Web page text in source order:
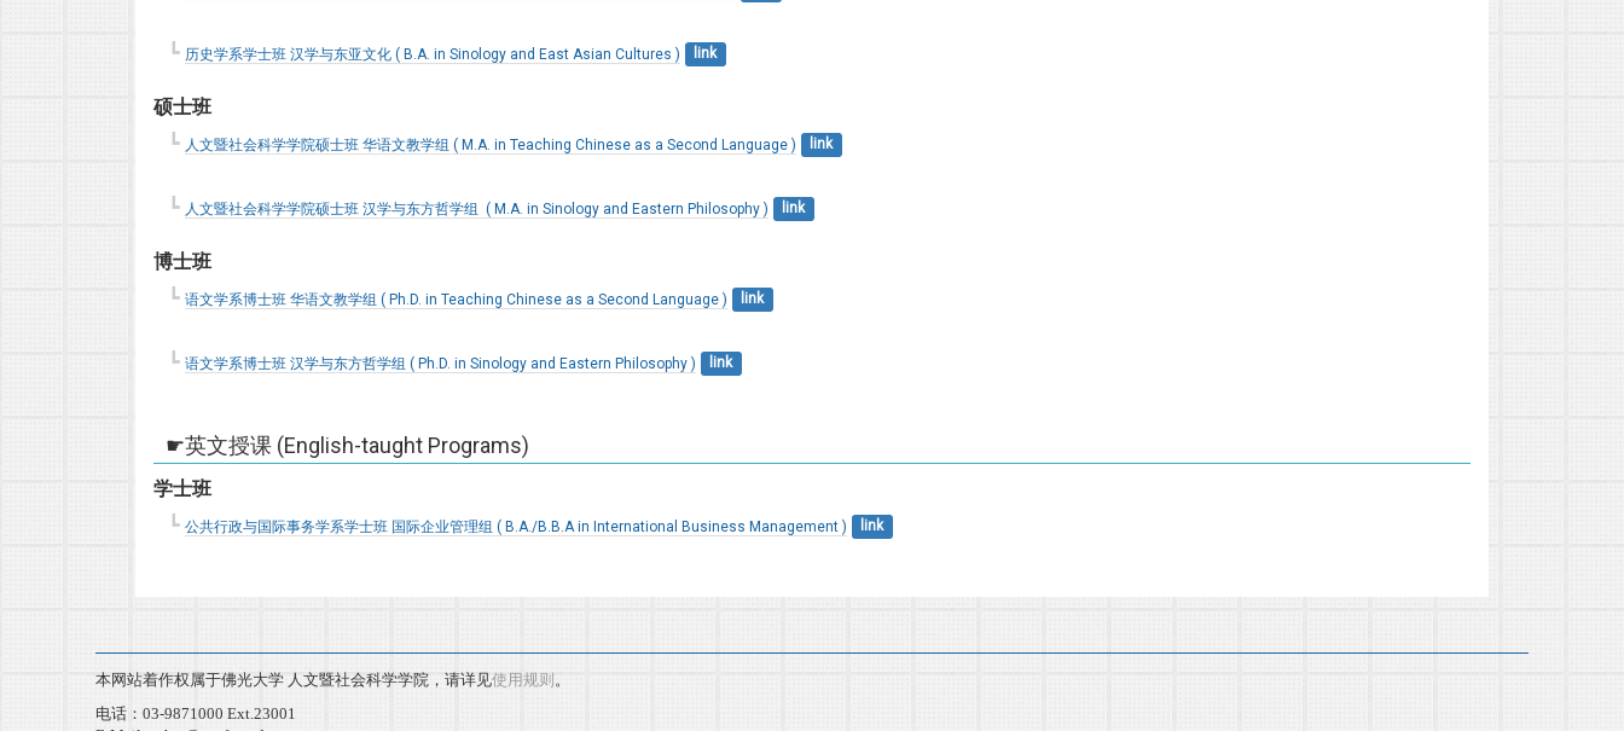
历史学系学士班 汉学与东亚文化 ( B.A. in Sinology and East Asian Cultures ) link
硕士班
人文暨社会科学学院硕士班 华语文教学组 ( M.A. in Teaching Chinese as a Second Language ) link
人文暨社会科学学院硕士班 汉学与东方哲学组  ( M.A. in Sinology and Eastern Philosophy ) link
博士班
语文学系博士班 华语文教学组 ( Ph.D. in Teaching Chinese as a Second Language ) link
语文学系博士班 汉学与东方哲学组 ( Ph.D. in Sinology and Eastern Philosophy ) link
英文授课 (English-taught Programs)
学士班
公共行政与国际事务学系学士班 国际企业管理组 ( B.A./B.B.A in International Business Management ) link
本网站着作权属于佛光大学 人文暨社会科学学院，请详见使用规则 。
电话：03-9871000 Ext.23001